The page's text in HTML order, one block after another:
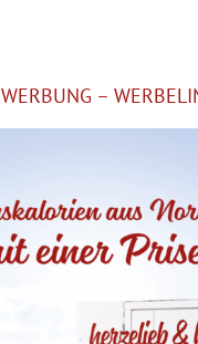
WERBUNG –